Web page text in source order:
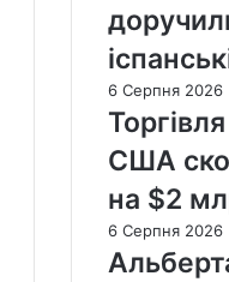
6 Серпня 2026
США
на $2
6 Серпня 2026